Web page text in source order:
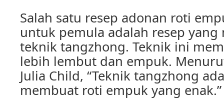
Salah satu resep adonan roti
untuk pemula adalah resep
teknik tangzhong. Teknik ini
lebih lembut dan empuk.
Julia Child, “Teknik tangzhong
membuat roti empuk yang enak.”